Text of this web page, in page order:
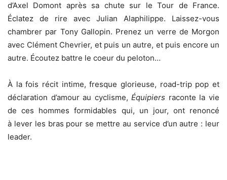
d’Axel Domont après sa chute sur le Tour de France.
Éclatez de rire avec Julian Alaphilippe. Laissez-vous
chambrer par Tony Gallopin. Prenez un verre de Morgon
avec Clément Chevrier, et puis un autre, et puis encore un
autre. Écoutez battre le coeur du peloton…
À la fois récit intime, fresque glorieuse, road-trip pop et
déclaration d’amour au cyclisme,Équipiers raconte la vie
de ces hommes formidables qui, un jour, ont renoncé
à lever les bras pour se mettre au service d’un autre : leur
leader.